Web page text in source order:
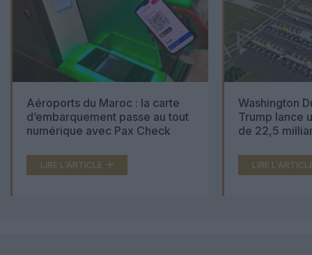
Aéroports du Maroc : la carte
d’embarquement passe au tout
numérique avec Pax Check
LIRE L'ARTICLE
Washington
Trump lance
de 22,5
LIRE